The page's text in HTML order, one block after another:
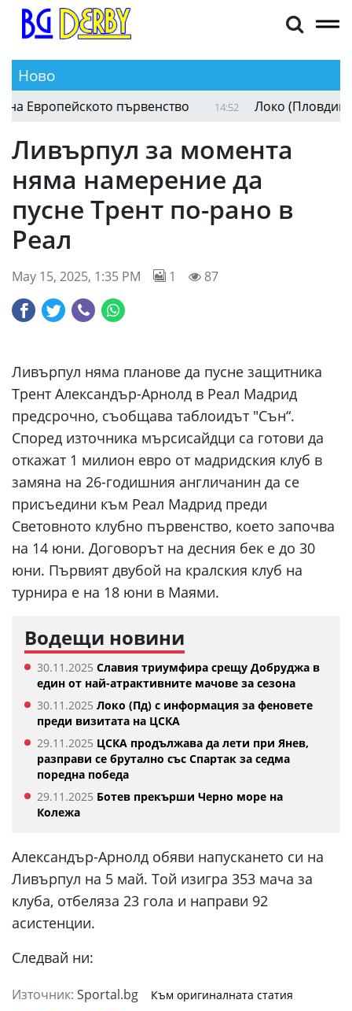
Ново
първенство 14:52 Локо (Пловдив)
Ливърпул за момента
няма намерение да
пусне Трент по-рано в
Реал
May 15, 2025, 1:35 PM 1 87
Ливърпул няма планове да пусне защитника
Трент Александър-Арнолд в Реал Мадрид
предсрочно, съобщава таблоидът "Сън“.
Според източника мърсисайдци са готови да
откажат 1 милион евро от мадридския клуб в
замяна на 26-годишния англичанин да се
присъедини към Реал Мадрид преди
Световното клубно първенство, което започва
на 14 юни. Договорът на десния бек е до 30
юни. Първият двубой на кралския клуб на
турнира е на 18 юни в Маями.
Водещи новини
30.11.2025 Славия триумфира срещу Добруджа в
един от най-атрактивните мачове за сезона
30.11.2025 Локо (Пд) с информация за феновете
преди визитата на ЦСКА
29.11.2025 ЦСКА продължава да лети при Янев,
разправи се брутално със Спартак за седма
поредна победа
29.11.2025 Ботев прекърши Черно море на
Колежа
Александър-Арнолд обяви напускането си на
Ливърпул на 5 май. Той изигра 353 мача за
клуба, отбеляза 23 гола и направи 92
асистенции.
Следвай ни:
Източник: Sportal.bg Към оригиналната статия